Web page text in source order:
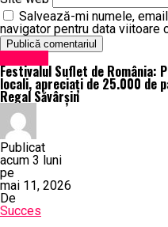
Salvează-mi numele,
navigator pentru data viitoare
Festivalul Suflet de România:
locali, apreciați de 25.000 de
Regal Săvârșin
Publicat
acum 3 luni
pe
mai 11, 2026
De
Succes